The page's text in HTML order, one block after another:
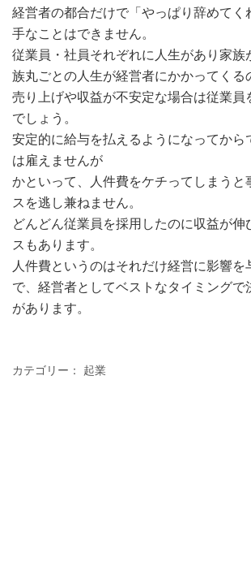
経営者の都合だけで「やっぱり辞めてく
手なことはできません。
従業員・社員それぞれに人生があり家族
族丸ごとの人生が経営者にかかってくる
売り上げや収益が不安定な場合は従業員
でしょう。
安定的に給与を払えるようになってから
は雇えませんが
かといって、人件費をケチってしまうと
スを逃し兼ねません。
どんどん従業員を採用したのに収益が伸
スもあります。
人件費というのはそれだけ経営に影響を
で、経営者としてベストなタイミングで
があります。
カテゴリー： 起業